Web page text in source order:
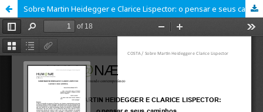
Sobre Martin Heidegger e Clarice Lispector: o pensar e seus caminhos